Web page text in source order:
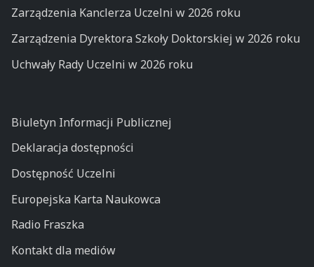
Zarządzenia Kanclerza Uczelni w 2026 roku
Zarządzenia Dyrektora Szkoły Doktorskiej w 2026 roku
Uchwały Rady Uczelni w 2026 roku
Biuletyn Informacji Publicznej
Deklaracja dostępności
Dostępność Uczelni
Europejska Karta Naukowca
Radio Fraszka
Kontakt dla mediów